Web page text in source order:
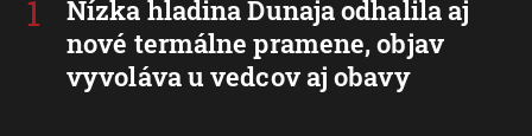
Nízka hladina Dunaja odhalila aj
nové termálne pramene, objav
vyvoláva u vedcov aj obavy